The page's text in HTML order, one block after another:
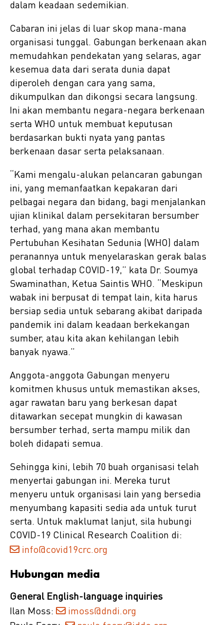
dalam keadaan sedemikian.
Cabaran ini jelas di luar skop mana-mana
organisasi tunggal. Gabungan berkenaan akan
memudahkan pendekatan yang selaras, agar
kesemua data dari serata dunia dapat
diperoleh dengan cara yang sama,
dikumpulkan dan dikongsi secara langsung.
Ini akan membantu negara-negara berkenaan
serta WHO untuk membuat keputusan
berdasarkan bukti nyata yang pantas
berkenaan dasar serta pelaksanaan.
“Kami mengalu-alukan pelancaran gabungan
ini, yang memanfaatkan kepakaran dari
pelbagai negara dan bidang, bagi menjalankan
ujian klinikal dalam persekitaran bersumber
terhad, yang mana akan membantu
Pertubuhan Kesihatan Sedunia (WHO) dalam
peranannya untuk menyelaraskan gerak balas
global terhadap COVID-19,” kata Dr. Soumya
Swaminathan, Ketua Saintis WHO. “Meskipun
wabak ini berpusat di tempat lain, kita harus
bersiap sedia untuk sebarang akibat daripada
pandemik ini dalam keadaan berkekangan
sumber, atau kita akan kehilangan lebih
banyak nyawa.”
Anggota-anggota Gabungan menyeru
komitmen khusus untuk memastikan akses,
agar rawatan baru yang berkesan dapat
ditawarkan secepat mungkin di kawasan
bersumber terhad, serta mampu milik dan
boleh didapati semua.
Sehingga kini, lebih 70 buah organisasi telah
menyertai gabungan ini. Mereka turut
menyeru untuk organisasi lain yang bersedia
menyumbang kapasiti sedia ada untuk turut
serta. Untuk maklumat lanjut, sila hubungi
COVID-19 Clinical Research Coalition di:
info@covid19crc.org
Hubungan media
General English-language inquiries
Ilan Moss:
imoss@dndi.org